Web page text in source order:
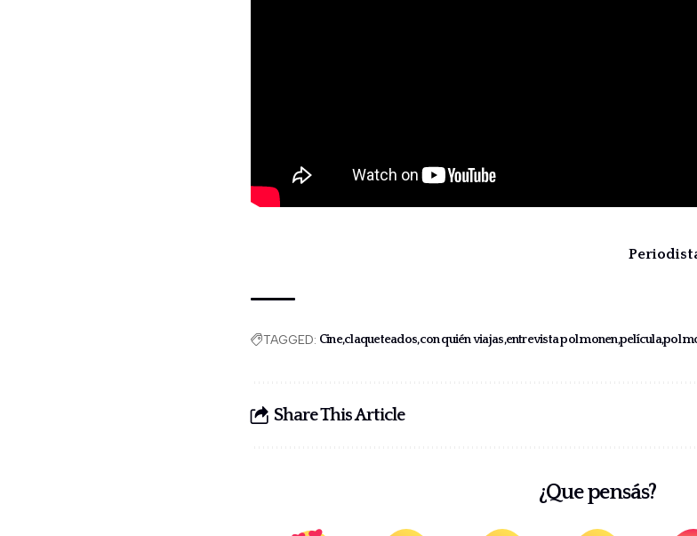
TAGGED: Cineclaqueteadoscon quién viajasentrevista pol monenpelículapol
Share This Article
¿Que pensás?